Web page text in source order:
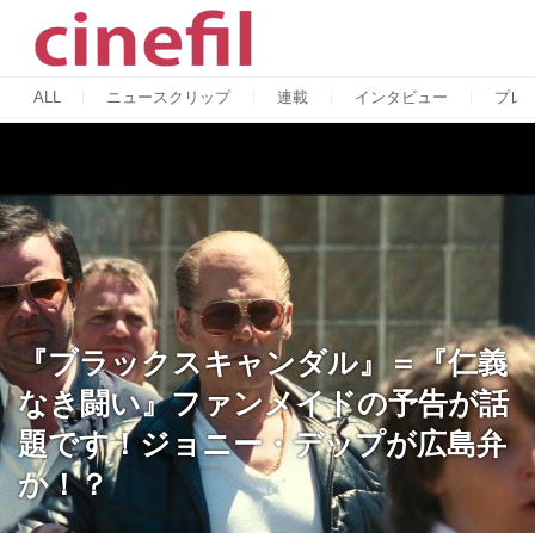
ALL ニュースクリップ 連載 インタビュー プレ
『ブラックスキャンダル』＝『仁義
なき闘い』ファンメイドの予告が話
題です！ジョニー・デップが広島弁
か！？